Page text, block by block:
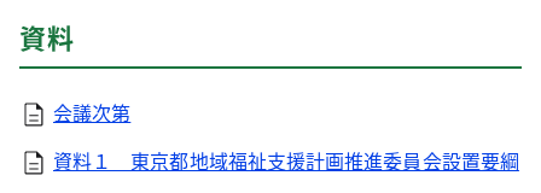
資料
会議次第
資料１ 東京都地域福祉支援計画推進委員会設置要綱